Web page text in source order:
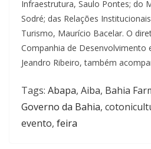
Infraestrutura, Saulo Pontes; do
Sodré; das Relações
Turismo, Maurício Bacelar. O
Companhia de Desenvolvimento
Jeandro Ribeiro, também
Tags: Abapa, Aiba, Bahia
Governo da Bahia,
evento, feira